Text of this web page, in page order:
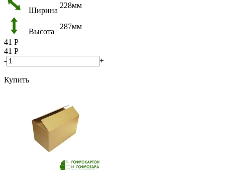
Ширина
228мм
Высота
287мм
41 Р
41 Р
-
+
Купить